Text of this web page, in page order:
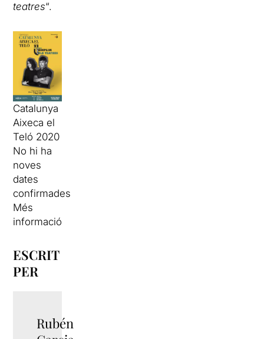
teatres“.
Catalunya
Aixeca el
Teló 2020
No hi ha
noves
dates
confirmades
Més
informació
ESCRIT
PER
Rubén